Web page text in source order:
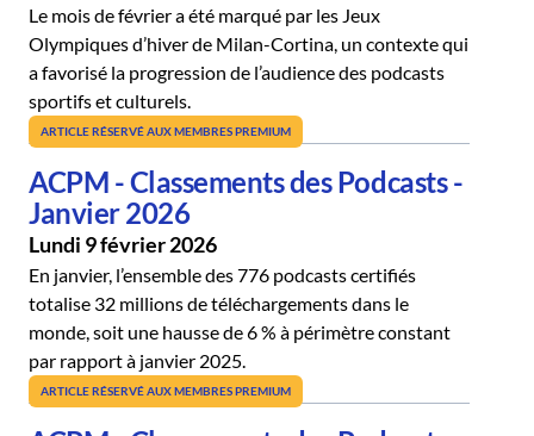
Le mois de février a été marqué par les Jeux
Olympiques d’hiver de Milan-Cortina, un contexte qui
a favorisé la progression de l’audience des podcasts
sportifs et culturels.
ARTICLE RÉSERVÉ AUX MEMBRES PREMIUM
Lundi 9 février 2026
ACPM - Classements des Podcasts -
Janvier 2026
En janvier, l’ensemble des 776 podcasts certifiés
totalise 32 millions de téléchargements dans le
monde, soit une hausse de 6 % à périmètre constant
par rapport à janvier 2025.
ARTICLE RÉSERVÉ AUX MEMBRES PREMIUM